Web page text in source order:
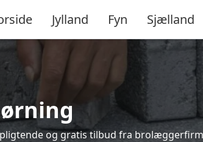
Jylland Fyn Sjælland
og gratis tilbud fra